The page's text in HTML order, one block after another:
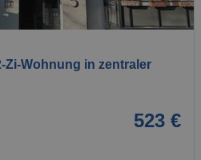
1 / 9
Zi-Wohnung in zentraler
523 €